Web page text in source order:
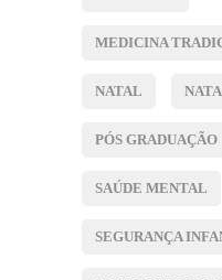
MEDICINA
NATAL
PÓS GRADUAÇÃO
SAÚDE MENTAL
SEGURANÇA